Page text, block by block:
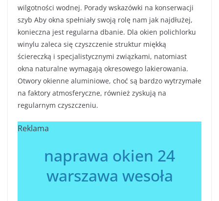
wilgotności wodnej. Porady wskazówki na konserwacji
szyb Aby okna spełniały swoją rolę nam jak najdłużej,
konieczna jest regularna dbanie. Dla okien polichlorku
winylu zaleca się czyszczenie struktur miękką
ściereczką i specjalistycznymi związkami, natomiast
okna naturalne wymagają okresowego lakierowania.
Otwory okienne aluminiowe, choć są bardzo wytrzymałe
na faktory atmosferyczne, również zyskują na
regularnym czyszczeniu.
Reklama
naprawa okien 24
warszawa wesoła